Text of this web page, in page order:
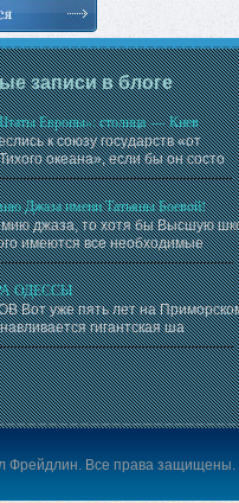
записи в блоге
Европы»: столица — Киев
к союзу государств «от
океана», если бы он состо
Джаза имени Татьяны Боевой!
джаза, то хотя бы Высшую
имеются все необходимые
ОДЕССЫ
Вот уже пять лет на
гигантская ша
Фрейдлин. Все права защищены.